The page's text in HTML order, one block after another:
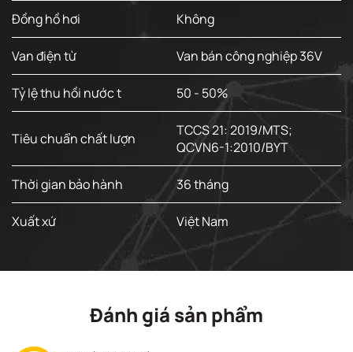
Đồng hồ hơi Không
Van điện từ Van bán công nghiệp 36V
Tỷ lệ thu hồi nước t 50 - 50%
Tiêu chuẩn chất lượn
TCCS 21: 2019/MTS;
QCVN6-1:2010/BYT
Thời gian bảo hành 36 tháng
Xuất xứ Việt Nam
Đánh giá sản phẩm